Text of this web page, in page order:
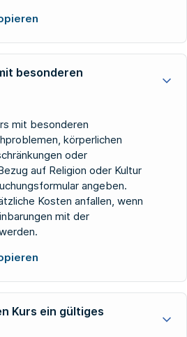
besonderen
mit besonderen
körperlichen
oder
auf Religion oder Kultur
angeben.
Kosten anfallen, wenn
mit der
Kurs ein gültiges